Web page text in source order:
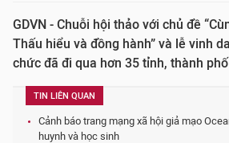
GDVN - Chuỗi hội thảo với chủ đề
Thấu hiểu và đồng hành” và lễ vinh
chức đã đi qua hơn 35 tỉnh, thành
TIN LIÊN QUAN
Cảnh báo trang mạng xã hội giả mạo
huynh và học sinh